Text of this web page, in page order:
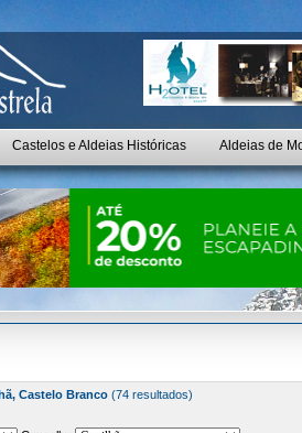
Castelos e Aldeias Históricas Aldeias de
Castelo Branco (74 resultados)